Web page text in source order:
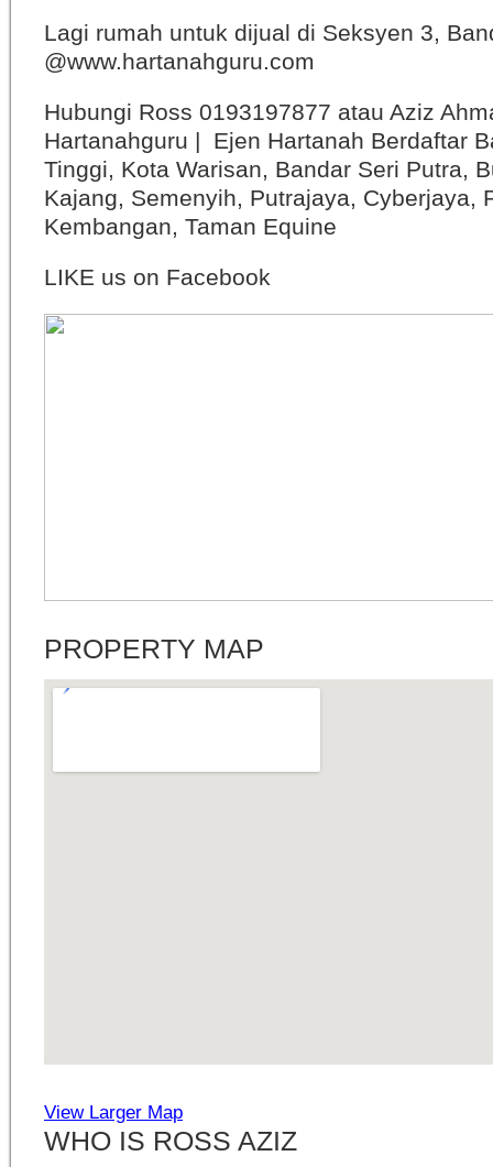
Lagi rumah untuk dijual di Seksyen 3,
@www.hartanahguru.com
Hubungi Ross 0193197877 atau Aziz
Hartanahguru | Ejen Hartanah Berdaftar
Tinggi, Kota Warisan, Bandar Seri Putra,
Kajang, Semenyih, Putrajaya, Cyberjaya,
Kembangan, Taman Equine
LIKE us on Facebook
PROPERTY MAP
View Larger Map
WHO IS ROSS AZIZ